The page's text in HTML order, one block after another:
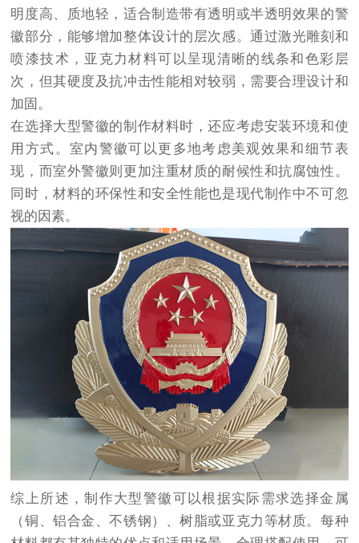
明度高、质地轻，适合制造带有透明或半透明效果的警
徽部分，能够增加整体设计的层次感。通过激光雕刻和
喷漆技术，亚克力材料可以呈现清晰的线条和色彩层
次，但其硬度及抗冲击性能相对较弱，需要合理设计和
加固。
在选择大型警徽的制作材料时，还应考虑安装环境和使
用方式。室内警徽可以更多地考虑美观效果和细节表
现，而室外警徽则更加注重材质的耐候性和抗腐蚀性。
同时，材料的环保性和安全性能也是现代制作中不可忽
视的因素。
综上所述，制作大型警徽可以根据实际需求选择金属
（铜、铝合金、不锈钢）、树脂或亚克力等材质。每种